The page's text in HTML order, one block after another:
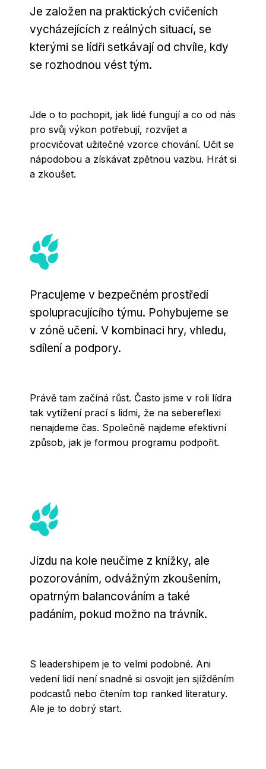
Je založen na praktických cvičeních
vycházejících z reálných situací, se
kterými se lídři setkávají od chvíle, kdy
se rozhodnou vést tým.
Jde o to pochopit, jak lidé fungují a co od nás
pro svůj výkon potřebují, rozvíjet a
procvičovat užitečné vzorce chování. Učit se
nápodobou a získávat zpětnou vazbu. Hrát si
a zkoušet.
Pracujeme v bezpečném prostředí
spolupracujícího týmu. Pohybujeme se
v zóně učení. V kombinaci hry, vhledu,
sdílení a podpory.
Právě tam začíná růst. Často jsme v roli lídra
tak vytížení prací s lidmi, že na sebereflexi
nenajdeme čas. Společně najdeme efektivní
způsob, jak je formou programu podpořit.
Jízdu na kole neučíme z knížky, ale
pozorováním, odvážným zkoušením,
opatrným balancováním a také
padáním, pokud možno na trávník.
S leadershipem je to velmi podobné. Ani
vedení lidí není snadné si osvojit jen sjížděním
podcastů nebo čtením top ranked literatury.
Ale je to dobrý start.